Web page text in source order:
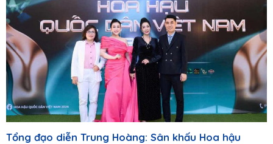
Tổng đạo diễn Trung Hoàng: Sân khấu Hoa hậu